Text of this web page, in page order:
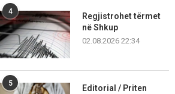
4
Regjistrohet tërmet
në Shkup
02.08.2026 22:34
5
Editorial / Priten